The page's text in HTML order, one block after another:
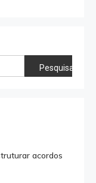
Pesquisar
acordos